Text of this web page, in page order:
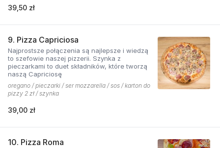
39,50 zł
9. Pizza Capriciosa
Najprostsze połączenia są najlepsze i wiedzą
to szefowie naszej pizzerii. Szynka z
pieczarkami to duet składników, które tworzą
naszą Capriciosę
oregano / pieczarki / ser mozzarella / sos / karton do
pizzy 2 zł / szynka
39,00 zł
10. Pizza Roma